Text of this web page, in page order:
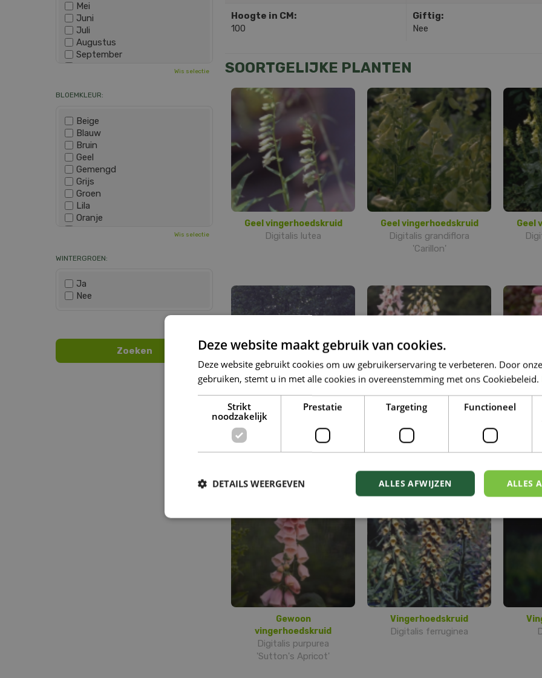
Hoogte in CM:
100
Giftig:
Nee
SOORTGELIJKE PLANTEN
Geel vingerhoedskruid
Digitalis lutea
Geel vingerhoedskruid
Digitalis grandiflora
'Carillon'
Geel
vingerhoedskruid
Digitalis purpurea Excelsior
vingerhoedskruid
Digitalis purpurea 'Alba'
Gewoon
vingerhoedskruid
Digitalis purpurea
'Sutton's Apricot'
Vingerhoedskruid
Digitalis ferruginea
Mei
Juni
Juli
Augustus
September
December
Wis selectie
BLOEMKLEUR:
Beige
Blauw
Bruin
Geel
Gemengd
Grijs
Groen
Lila
Oranje
Roze
Zwart
Wis selectie
WINTERGROEN:
Ja
Nee
Deze website maakt gebruik van cookies.
Deze website gebruikt cookies om uw gebruikerservaring te verbeteren. Door
gebruiken, stemt u in met alle cookies in overeenstemming met ons Cookiebeleid.
Strikt
noodzakelijk
Prestatie Targeting Functioneel
ALLES
ALLES AFWIJZEN
DETAILS WEERGEVEN